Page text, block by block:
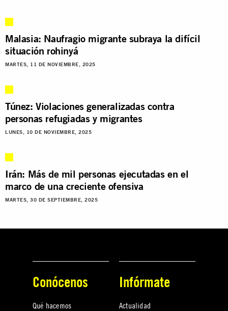
Malasia: Naufragio migrante subraya la difícil
situación rohinyá
MARTES, 11 DE NOVIEMBRE, 2025
Túnez: Violaciones generalizadas contra
personas refugiadas y migrantes
LUNES, 10 DE NOVIEMBRE, 2025
Irán: Más de mil personas ejecutadas en el
marco de una creciente ofensiva
MARTES, 30 DE SEPTIEMBRE, 2025
Conócenos
Qué hacemos
Infórmate
Actualidad